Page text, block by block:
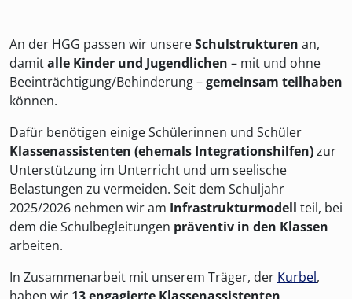
An der HGG passen wir unsereSchulstrukturen an,
damitalle Kinder und Jugendlichen – mit und ohne
Beeinträchtigung/Behinderung –gemeinsam teilhaben
können.
Dafür benötigen einige Schülerinnen und Schüler
Klassenassistenten (ehemals Integrationshilfen)zur
Unterstützung im Unterricht und um seelische
Belastungen zu vermeiden. Seit dem Schuljahr
2025/2026 nehmen wir am Infrastrukturmodell teil, bei
dem die Schulbegleitungen präventiv in den Klassen
arbeiten.
In Zusammenarbeit mit unserem Träger, der Kurbel,